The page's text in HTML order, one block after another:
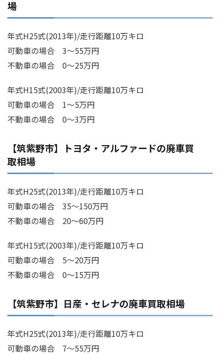
場
年式H25式(2013年)/走行距離10万キロ
可動車の場合 3～55万円
不動車の場合 0～25万円
年式H15式(2003年)/走行距離10万キロ
可動車の場合 1～5万円
不動車の場合 0～3万円
【筑紫野市】トヨタ・アルファードの廃車買
取相場
年式H25式(2013年)/走行距離10万キロ
可動車の場合 35～150万円
不動車の場合 20～60万円
年式H15式(2003年)/走行距離10万キロ
可動車の場合 5～20万円
不動車の場合 0～15万円
【筑紫野市】日産・セレナの廃車買取相場
年式H25式(2013年)/走行距離10万キロ
可動車の場合 7～55万円